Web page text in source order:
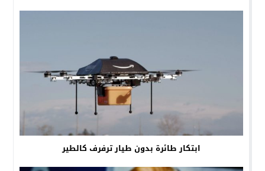
ابتكار طائرة بدون طيار ترفرف كالطير